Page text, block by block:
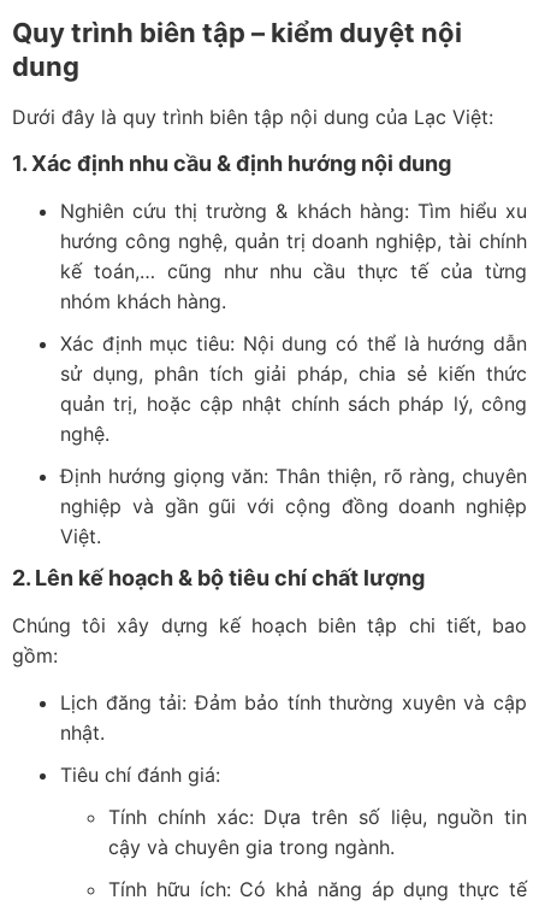
Quy trình biên tập – kiểm duyệt nội
dung
Dưới đây là quy trình biên tập nội dung của Lạc Việt:
1. Xác định nhu cầu & định hướng nội dung
Nghiên cứu thị trường & khách hàng: Tìm hiểu xu
hướng công nghệ, quản trị doanh nghiệp, tài chính
kế toán,… cũng như nhu cầu thực tế của từng
nhóm khách hàng.
Xác định mục tiêu: Nội dung có thể là hướng dẫn
sử dụng, phân tích giải pháp, chia sẻ kiến thức
quản trị, hoặc cập nhật chính sách pháp lý, công
nghệ.
Định hướng giọng văn: Thân thiện, rõ ràng, chuyên
nghiệp và gần gũi với cộng đồng doanh nghiệp
Việt.
2. Lên kế hoạch & bộ tiêu chí chất lượng
Chúng tôi xây dựng kế hoạch biên tập chi tiết, bao
gồm:
Lịch đăng tải: Đảm bảo tính thường xuyên và cập
nhật.
Tiêu chí đánh giá:
Tính chính xác: Dựa trên số liệu, nguồn tin
cậy và chuyên gia trong ngành.
Tính hữu ích: Có khả năng áp dụng thực tế